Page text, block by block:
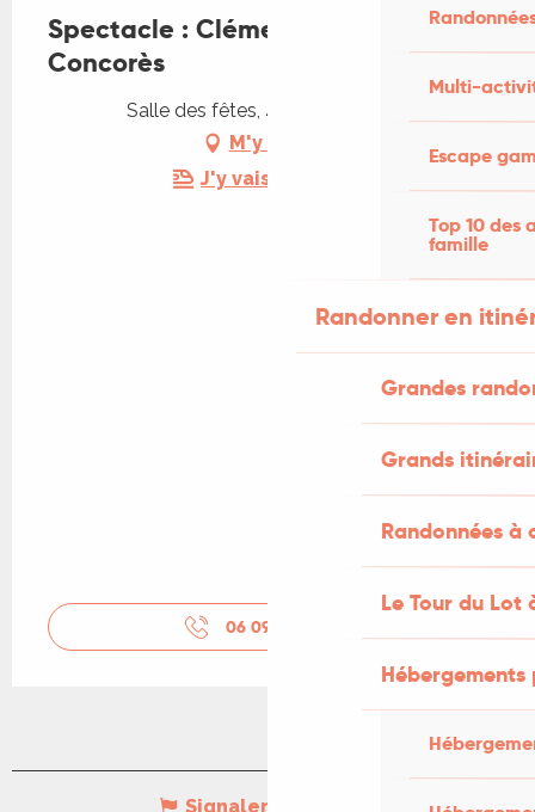
Multi-
Escape
Top 10 des
famille
Randonner en
Grandes
Grands
Randonnées
Le Tour du Lot
Spectacle : Clément Bouscarel à
Concorès
Salle des fêtes, 46310 Concorès
M'y rendre
J'y vais en train !
06 09 47 50
Signaler une erreur